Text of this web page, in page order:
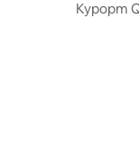
Курорт